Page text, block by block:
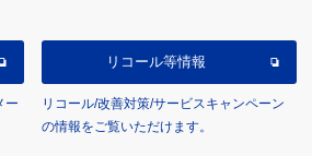
ー
リコール等情報
リコール/改善対策/サービスキャンペーン
の情報をご覧いただけます。